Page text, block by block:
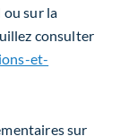
sur la
consulter
et-
sur